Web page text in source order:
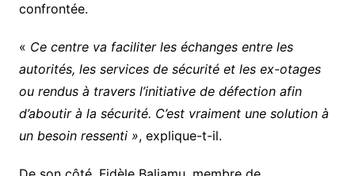
confrontée.
« Ce centre va faciliter les échanges entre les
autorités, les services de sécurité et les ex-otages
ou rendus à travers l’initiative de défection afin
d’aboutir à la sécurité. C’est vraiment une solution à
un besoin ressenti », explique-t-il.